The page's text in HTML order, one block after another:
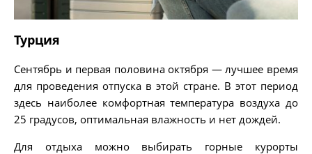
Турция
Сентябрь и первая половина октября — лучшее время
для проведения отпуска в этой стране. В этот период
здесь наиболее комфортная температура воздуха до
25 градусов, оптимальная влажность и нет дождей.
Для отдыха можно выбирать горные курорты